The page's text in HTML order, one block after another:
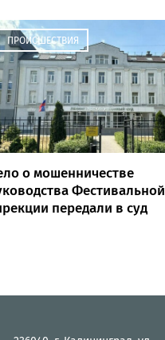
ПРОИСШЕСТВИЯ
о мошенничестве
Фестивальной
передали в суд